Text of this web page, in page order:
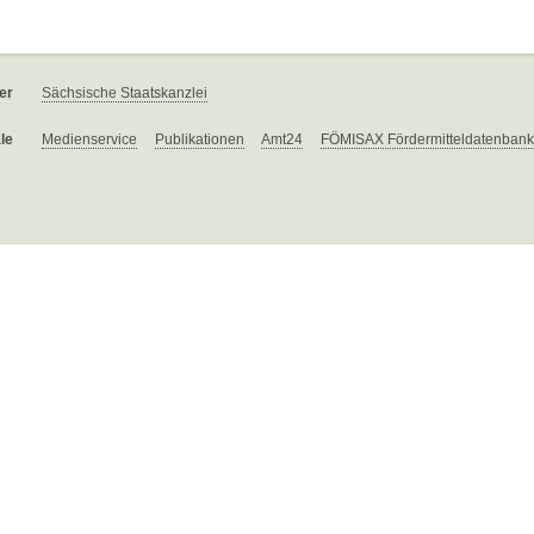
Sächsische Staatskanzlei
Medienservice Publikationen Amt24 FÖMISAX Fördermitteldatenbank